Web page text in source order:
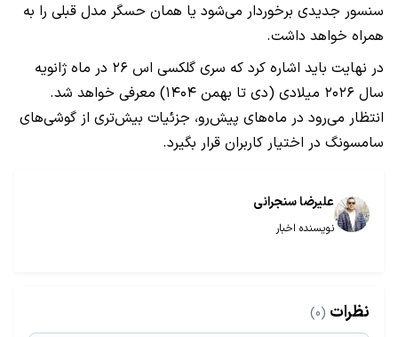
سنسور جدیدی برخوردار می‌شود یا همان حسگر مدل قبلی را به
همراه خواهد داشت.
در نهایت باید اشاره کرد که سری گلکسی اس ۲۶ در ماه ژانویه
سال ۲۰۲۶ میلادی (دی تا بهمن ۱۴۰۴) معرفی خواهد شد.
انتظار می‌رود در ماه‌های پیش‌رو، جزئیات بیش‌تری از گوشی‌های
سامسونگ در اختیار کاربران قرار بگیرد.
علیرضا سنجرانی
نویسنده اخبار
نظرات (0)